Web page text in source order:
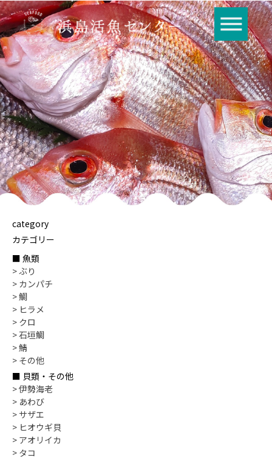
category
カテゴリー
■ 魚類
> ぶり
> カンパチ
> 鯛
> ヒラメ
> クロ
> 石垣鯛
> 鯖
> その他
■ 貝類・その他
> 伊勢海老
> あわび
> サザエ
> ヒオウギ貝
> アオリイカ
> タコ